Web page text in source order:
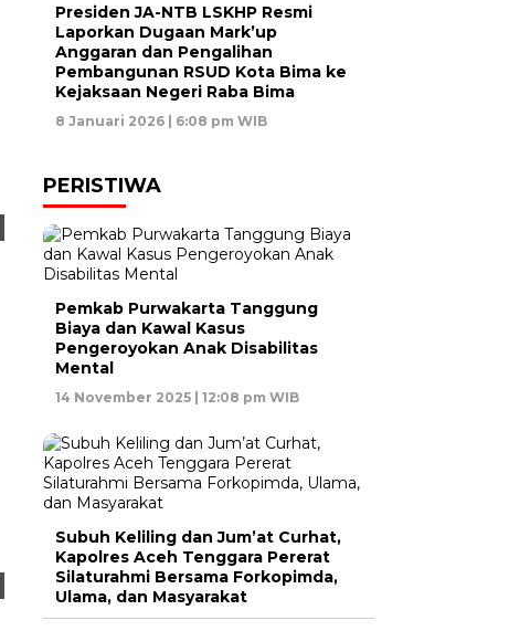
Presiden JA-NTB LSKHP Resmi
Laporkan Dugaan Mark’up
Anggaran dan Pengalihan
Pembangunan RSUD Kota Bima ke
Kejaksaan Negeri Raba Bima
8 Januari 2026 | 6:08 pm WIB
PERISTIWA
Pemkab Purwakarta Tanggung
Biaya dan Kawal Kasus
Pengeroyokan Anak Disabilitas
Mental
14 November 2025 | 12:08 pm WIB
Subuh Keliling dan Jum’at Curhat,
Kapolres Aceh Tenggara Pererat
Silaturahmi Bersama Forkopimda,
Ulama, dan Masyarakat